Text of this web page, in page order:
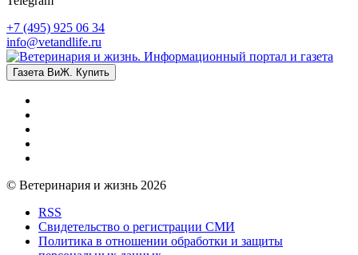
+7 (495) 925 06 34
info@vetandlife.ru
Газета ВиЖ. Купить
© Ветеринария и жизнь 2026
RSS
Свидетельство о регистрации СМИ
Политика в отношении обработки и защиты